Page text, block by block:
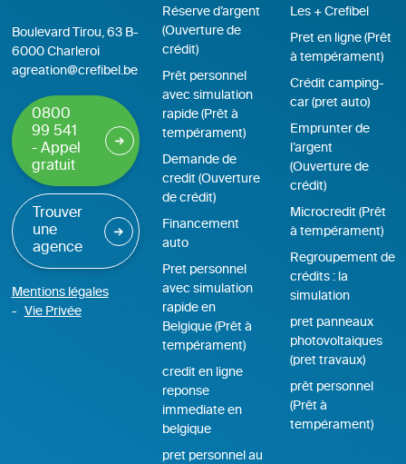
Boulevard Tirou, 63 B-
6000 Charleroi
agreation@crefibel.be
0800
99 541
- Appel
gratuit
Trouver
une
agence
Mentions légales
Vie Privée
Réserve d’argent
(Ouverture de
crédit)
Prêt personnel
avec simulation
rapide (Prêt à
tempérament)
Demande de
credit (Ouverture
de crédit)
Financement
auto
Pret personnel
avec simulation
rapide en
Belgique (Prêt à
tempérament)
credit en ligne
reponse
immediate en
belgique
pret personnel au
Les + Crefibel
Pret en ligne (Prêt
à tempérament)
Crédit camping-
car (pret auto)
Emprunter de
l’argent
(Ouverture de
crédit)
Microcredit (Prêt
à tempérament)
Regroupement de
crédits : la
simulation
pret panneaux
photovoltaiques
(pret travaux)
prêt personnel
(Prêt à
tempérament)